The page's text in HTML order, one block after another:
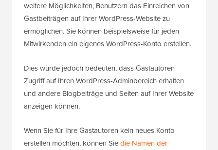
weitere Möglichkeiten, Benutzern das Einreichen von
Gastbeiträgen auf Ihrer WordPress-Website zu
ermöglichen. Sie können beispielsweise für jeden
Mitwirkenden ein eigenes WordPress-Konto erstellen.
Dies würde jedoch bedeuten, dass Gastautoren
Zugriff auf Ihren WordPress-Adminbereich erhalten
und andere Blogbeiträge und Seiten auf Ihrer Website
anzeigen können.
Wenn Sie für Ihre Gastautoren kein neues Konto
erstellen möchten, können Siedie Namen der